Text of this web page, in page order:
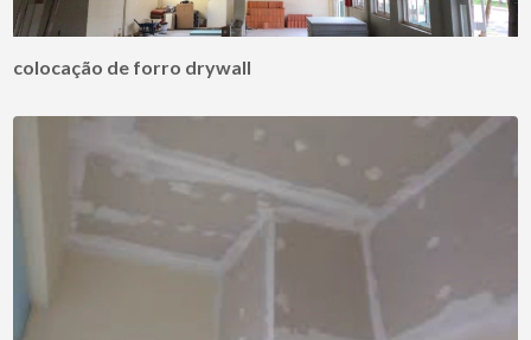
colocação de forro drywall